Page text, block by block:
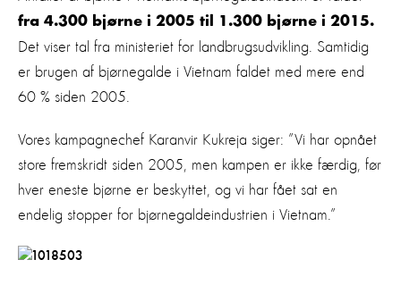
fra 4.300 bjørne i 2005 til 1.300 bjørne i 2015.
Det viser tal fra ministeriet for landbrugsudvikling. Samtidig
er brugen af bjørnegalde i Vietnam faldet med mere end
60 % siden 2005.
Vores kampagnechef Karanvir Kukreja siger: ”Vi har opnået
store fremskridt siden 2005, men kampen er ikke færdig, før
hver eneste bjørne er beskyttet, og vi har fået sat en
endelig stopper for bjørnegaldeindustrien i Vietnam.”